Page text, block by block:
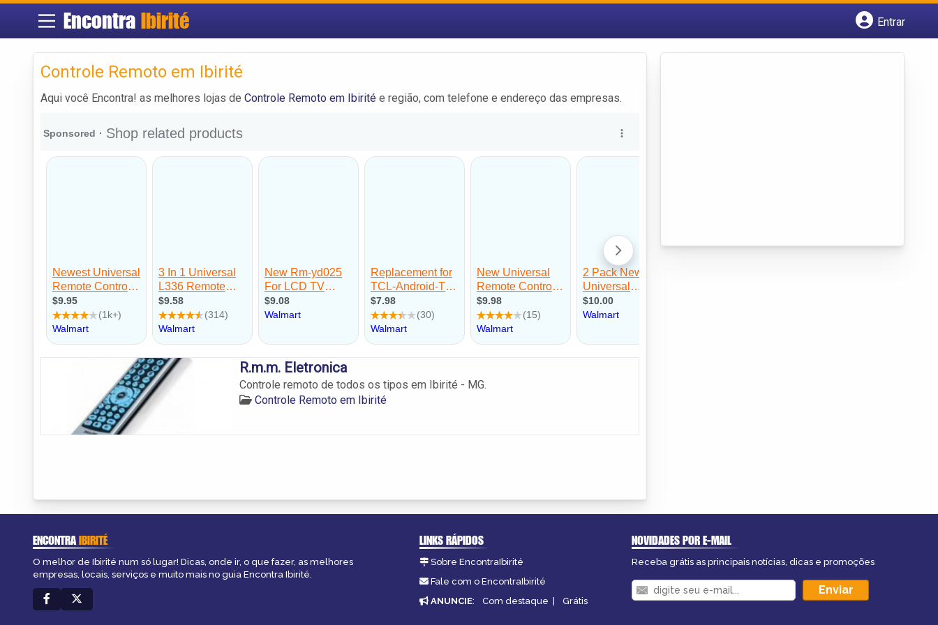
Encontra Ibirité
Entrar
Controle Remoto em Ibirité
Aqui você Encontra! as melhores lojas de Controle Remoto em Ibirité e região, com telefone e endereço das empresas.
R.m.m. Eletronica
Controle remoto de todos os tipos em Ibirité - MG.
Controle Remoto em Ibirité
ENCONTRAIBIRITÉ
O melhor de Ibirité num só lugar! Dicas, onde ir, o que fazer, as melhores
empresas, locais, serviços e muito mais no guia Encontra Ibirité.
LINKS RÁPIDOS
Sobre EncontraIbirité
Fale com o EncontraIbirité
ANUNCIE: Com destaque | Grátis
NOVIDADES POR E-MAIL
Receba grátis as principais notícias, dicas e promoções